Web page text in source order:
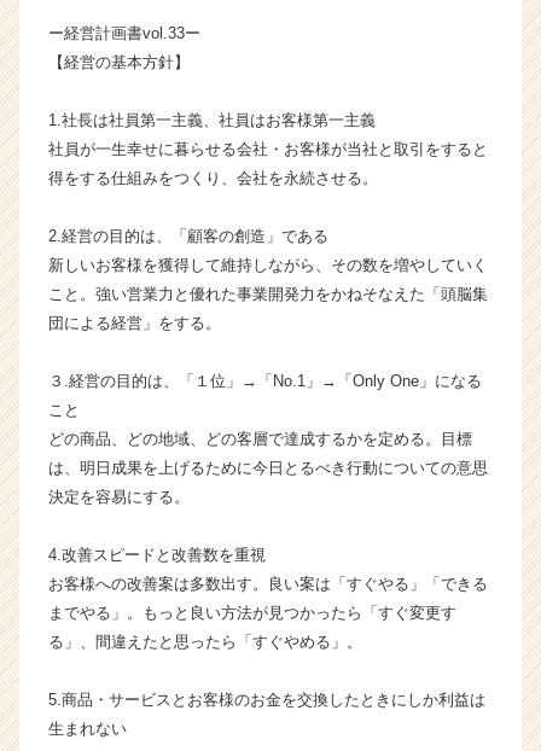
業
イ
イ
|
ベ
ン
チ
成
企
業
ス
ウ
ト
が
く
ー経営計画書vol.33ー
【経営の基本方針】
1.社長は社員第一主義、社員はお客様第一主義
社員が一生幸せに暮らせる会社・お客様が当社と取引をすると
得をする仕組みをつくり、会社を永続させる。
2.経営の目的は、「顧客の創造」である
新しいお客様を獲得して維持しながら、その数を増やしていく
こと。強い営業力と優れた事業開発力をかねそなえた「頭脳集
団による経営」をする。
３.経営の目的は、「１位」→「No.1」→「Only One」になる
こと
どの商品、どの地域、どの客層で達成するかを定める。目標
は、明日成果を上げるために今日とるべき行動についての意思
決定を容易にする。
4.改善スピードと改善数を重視
お客様への改善案は多数出す。良い案は「すぐやる」「できる
までやる」。もっと良い方法が見つかったら「すぐ変更す
る」、間違えたと思ったら「すぐやめる」。
5.商品・サービスとお客様のお金を交換したときにしか利益は
生まれない